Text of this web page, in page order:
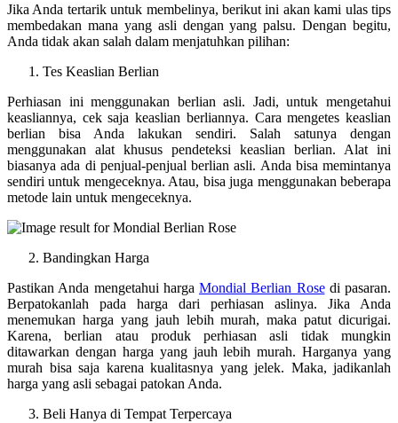
Jika Anda tertarik untuk membelinya, berikut ini akan kami ulas tips
membedakan mana yang asli dengan yang palsu. Dengan begitu,
Anda tidak akan salah dalam menjatuhkan pilihan:
Tes Keaslian Berlian
Perhiasan ini menggunakan berlian asli. Jadi, untuk mengetahui
keasliannya, cek saja keaslian berliannya. Cara mengetes keaslian
berlian bisa Anda lakukan sendiri. Salah satunya dengan
menggunakan alat khusus pendeteksi keaslian berlian. Alat ini
biasanya ada di penjual-penjual berlian asli. Anda bisa memintanya
sendiri untuk mengeceknya. Atau, bisa juga menggunakan beberapa
metode lain untuk mengeceknya.
Bandingkan Harga
Pastikan Anda mengetahui harga Mondial Berlian Rosedi pasaran.
Berpatokanlah pada harga dari perhiasan aslinya. Jika Anda
menemukan harga yang jauh lebih murah, maka patut dicurigai.
Karena, berlian atau produk perhiasan asli tidak mungkin
ditawarkan dengan harga yang jauh lebih murah. Harganya yang
murah bisa saja karena kualitasnya yang jelek. Maka, jadikanlah
harga yang asli sebagai patokan Anda.
Beli Hanya di Tempat Terpercaya